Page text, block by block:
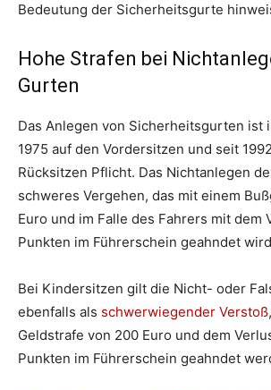
Bedeutung der Sicherheitsgurte
Hohe Strafen bei
Gurten
Das Anlegen von Sicherheitsgurten ist
1975 auf den Vordersitzen und seit
Rücksitzen Pflicht. Das Nichtanlegen
schweres Vergehen, das mit einem
Euro und im Falle des Fahrers mit dem
Punkten im Führerschein geahndet
Bei Kindersitzen gilt die Nicht- oder
ebenfalls als schwerwiegender Verstoß
Geldstrafe von 200 Euro und dem
Punkten im Führerschein geahndet